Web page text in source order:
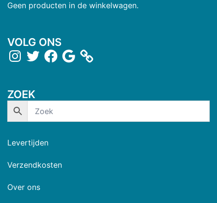
Geen producten in de winkelwagen.
VOLG ONS
ZOEK
Levertijden
Verzendkosten
Over ons